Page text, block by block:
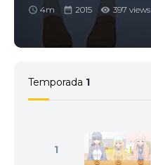
4m 2015 397 views
Temporada 1
1